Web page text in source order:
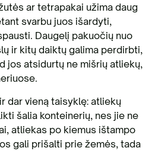
ar tetrapakai užima daug
svarbu juos išardyti,
Daugelį pakuočių nuo
ir kitų daiktų galima perdirbti,
jos atsidurtų ne mišrių atliekų,
dar vieną taisyklę: atliekų
šalia konteinerių, nes jie ne
atliekas po kiemus ištampo
gali prišalti prie žemės, tada